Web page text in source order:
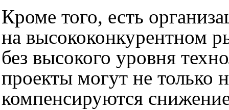
Кроме того, есть
на высококонкурентном
без высокого уровня
проекты могут не только
компенсируются